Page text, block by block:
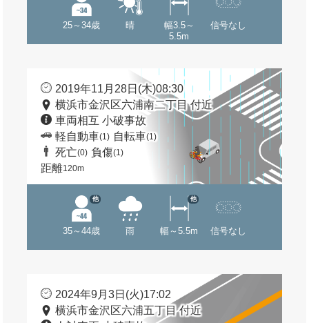
25～34歳 晴
幅3.5～
5.5m
信号なし
2019年11月28日(木)08:30
横浜市金沢区六浦南二丁目 付近
車両相互 小破事故
軽自動車(1) 自転車(1)
死亡(0) 負傷(1)
距離120m
35～44歳
他
雨 幅～5.5m
他
信号なし
2024年9月3日(火)17:02
横浜市金沢区六浦五丁目 付近